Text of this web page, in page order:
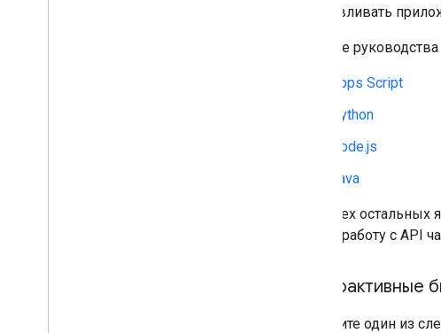
устанавливать
Краткие
Apps Script
Python
Node.js
Java
Для всех
начать работу с API
Интерактивные
Выберите один из